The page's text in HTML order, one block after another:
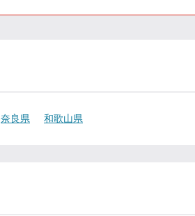
奈良県 和歌山県